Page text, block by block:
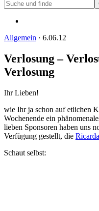
Allgemein · 6.06.12
Verlosung –
Verlosung
Ihr Lieben!
wie Ihr ja schon auf etlichen
Wochenende ein
lieben Sponsoren haben uns
Verfügung gestellt, die Ricarda
Schaut selbst: